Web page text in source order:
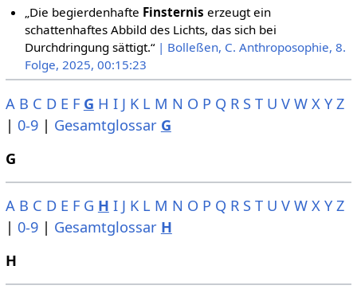
„Die begierdenhafte Finsternis erzeugt ein
schattenhaftes Abbild des Lichts, das sich bei
Durchdringung sättigt.“ | Bolleßen, C. Anthroposophie, 8.
Folge, 2025, 00:15:23
A B C D E F G H I J K L M N O P Q R S T U V W X Y Z
| 0-9| Gesamtglossar G
G
A B C D E F G H I J K L M N O P Q R S T U V W X Y Z
| 0-9| Gesamtglossar H
H